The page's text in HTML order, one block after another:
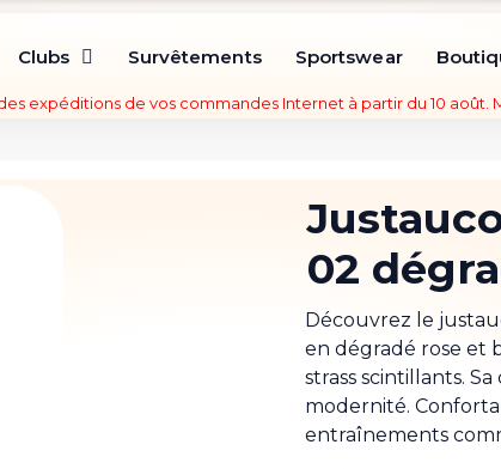
Clubs Survêtements Sportswear
expéditions de vos commandes Internet à partir du 10
02
Découvrez le
en dégradé rose et
strass scintillants.
modernité.
entraînements